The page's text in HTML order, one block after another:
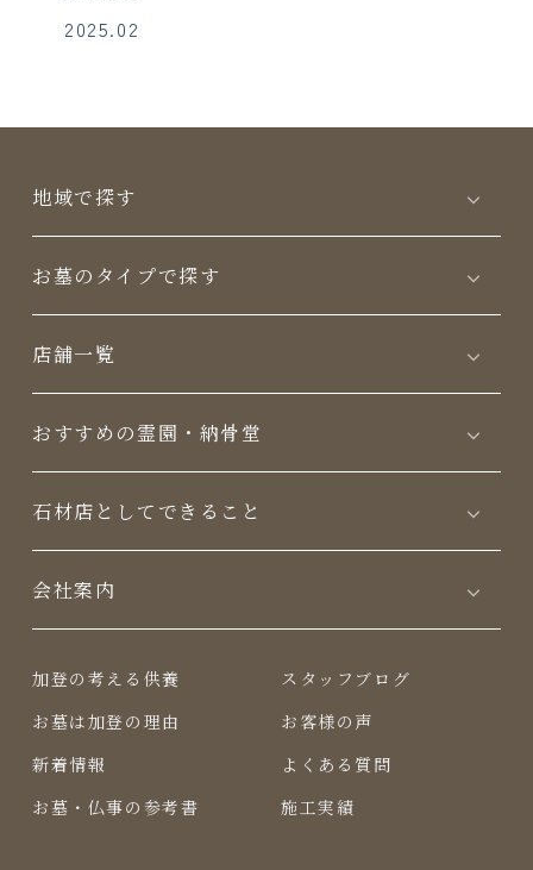
2025.02
地域で探す
お墓のタイプで探す
店舗一覧
おすすめの霊園・納骨堂
⽯材店としてできること
会社案内
加登の考える供養
お墓は加登の理由
新着情報
お墓・仏事の参考書
スタッフブログ
お客様の声
よくある質問
施工実績